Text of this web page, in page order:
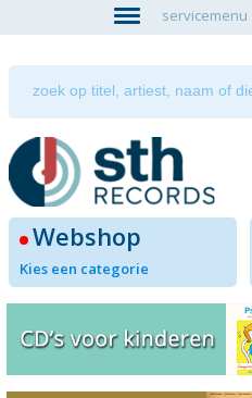
servicemenu
Webshop
Kies een categorie